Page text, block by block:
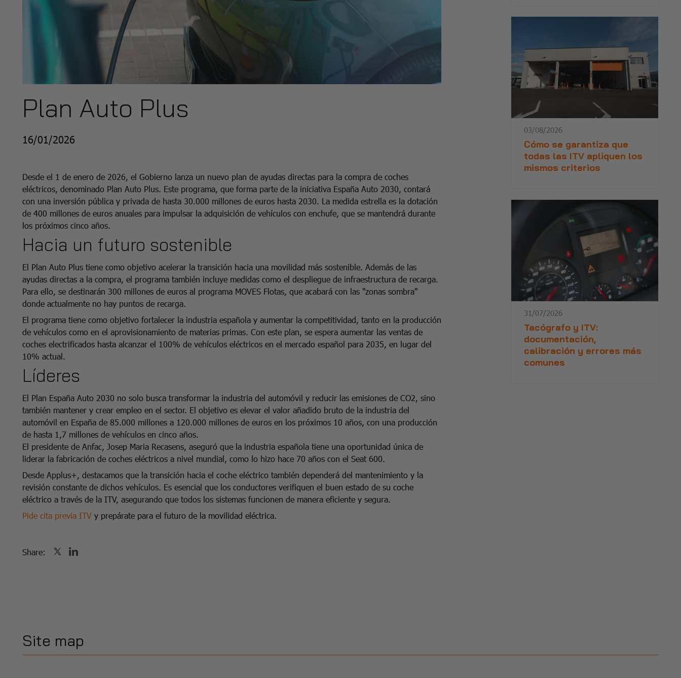
Plan Auto Plus
16/01/2026
Desde el 1 de enero de 2026, el Gobierno lanza un nuevo plan de ayudas directas para la compra de coches
eléctricos, denominado Plan Auto Plus. Este programa, que forma parte de la iniciativa España Auto 2030, contará
con una inversión pública y privada de hasta 30.000 millones de euros hasta 2030. La medida estrella es la dotación
de 400 millones de euros anuales para impulsar la adquisición de vehículos con enchufe, que se mantendrá durante
los próximos cinco años.
Hacia un futuro sostenible
El Plan Auto Plus tiene como objetivo acelerar la transición hacia una movilidad más sostenible. Además de las
ayudas directas a la compra, el programa también incluye medidas como el despliegue de infraestructura de recarga.
Para ello, se destinarán 300 millones de euros al programa MOVES Flotas, que acabará con las "zonas sombra"
donde actualmente no hay puntos de recarga.
El programa tiene como objetivo fortalecer la industria española y aumentar la competitividad, tanto en la producción
de vehículos como en el aprovisionamiento de materias primas. Con este plan, se espera aumentar las ventas de
coches electrificados hasta alcanzar el 100% de vehículos eléctricos en el mercado español para 2035, en lugar del
10% actual.
Líderes
El Plan España Auto 2030 no solo busca transformar la industria del automóvil y reducir las emisiones de CO2, sino
también mantener y crear empleo en el sector. El objetivo es elevar el valor añadido bruto de la industria del
automóvil en España de 85.000 millones a 120.000 millones de euros en los próximos 10 años, con una producción
de hasta 1,7 millones de vehículos en cinco años.
El presidente de Anfac, Josep Maria Recasens, aseguró que la industria española tiene una oportunidad única de
liderar la fabricación de coches eléctricos a nivel mundial, como lo hizo hace 70 años con el Seat 600.
Desde Applus+, destacamos que la transición hacia el coche eléctrico también dependerá del mantenimiento y la
revisión constante de dichos vehículos. Es esencial que los conductores verifiquen el buen estado de su coche
eléctrico a través de la ITV, asegurando que todos los sistemas funcionen de manera eficiente y segura.
Pide cita previa ITV y prepárate para el futuro de la movilidad eléctrica.
Share:
03/08/2026
Cómo se garantiza que
todas las ITV apliquen los
mismos criterios
31/07/2026
Tacógrafo y ITV:
documentación,
calibración y errores más
comunes
Site map